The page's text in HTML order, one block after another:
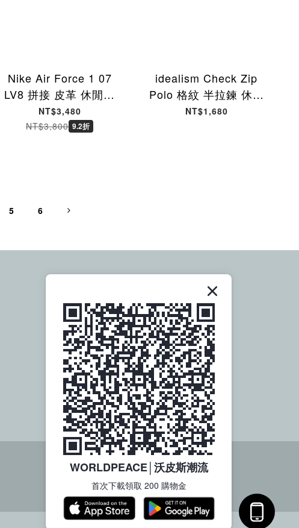
Nike Air Force 1 07
LV8 拼接 皮革 休閒鞋
黑色 煙灰色 男鞋
IR1475-010 [台灣現貨]
NT$3,480
NT$3,800 9.2折
idealism Check Zip
Polo 格紋 半拉鍊 休閒
短袖 紅色 ID-46 [台灣
NT$1,680
5 6
歡迎追蹤訂閱
WORLDPEACE│沃皮斯潮流
首次下載領取 200 購物金